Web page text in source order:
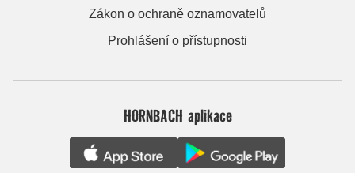
Zákon o ochraně oznamovatelů
Prohlášení o přístupnosti
HORNBACH aplikace